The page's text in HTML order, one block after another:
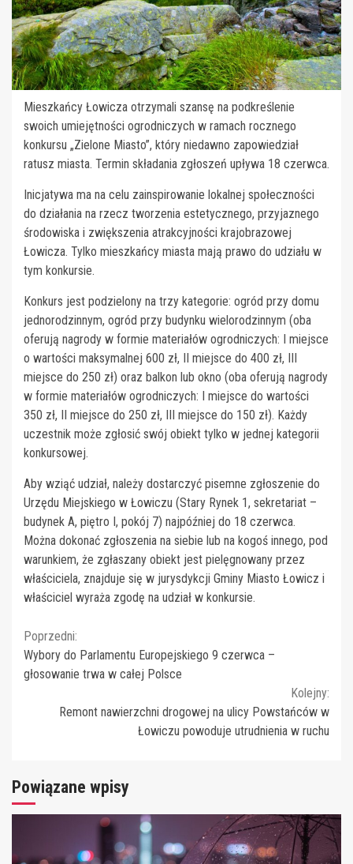
Mieszkańcy Łowicza otrzymali szansę na podkreślenie
swoich umiejętności ogrodniczych w ramach rocznego
konkursu „Zielone Miasto”, który niedawno zapowiedział
ratusz miasta. Termin składania zgłoszeń upływa 18 czerwca.
Inicjatywa ma na celu zainspirowanie lokalnej społeczności
do działania na rzecz tworzenia estetycznego, przyjaznego
środowiska i zwiększenia atrakcyjności krajobrazowej
Łowicza. Tylko mieszkańcy miasta mają prawo do udziału w
tym konkursie.
Konkurs jest podzielony na trzy kategorie: ogród przy domu
jednorodzinnym, ogród przy budynku wielorodzinnym (oba
oferują nagrody w formie materiałów ogrodniczych: I miejsce
o wartości maksymalnej 600 zł, II miejsce do 400 zł, III
miejsce do 250 zł) oraz balkon lub okno (oba oferują nagrody
w formie materiałów ogrodniczych: I miejsce do wartości
350 zł, II miejsce do 250 zł, III miejsce do 150 zł). Każdy
uczestnik może zgłosić swój obiekt tylko w jednej kategorii
konkursowej.
Aby wziąć udział, należy dostarczyć pisemne zgłoszenie do
Urzędu Miejskiego w Łowiczu (Stary Rynek 1, sekretariat –
budynek A, piętro I, pokój 7) najpóźniej do 18 czerwca.
Można dokonać zgłoszenia na siebie lub na kogoś innego, pod
warunkiem, że zgłaszany obiekt jest pielęgnowany przez
właściciela, znajduje się w jurysdykcji Gminy Miasto Łowicz i
właściciel wyraża zgodę na udział w konkursie.
Continue
Reading
Poprzedni:
Wybory do Parlamentu Europejskiego 9 czerwca –
głosowanie trwa w całej Polsce
Kolejny:
Remont nawierzchni drogowej na ulicy Powstańców w
Łowiczu powoduje utrudnienia w ruchu
Powiązane wpisy